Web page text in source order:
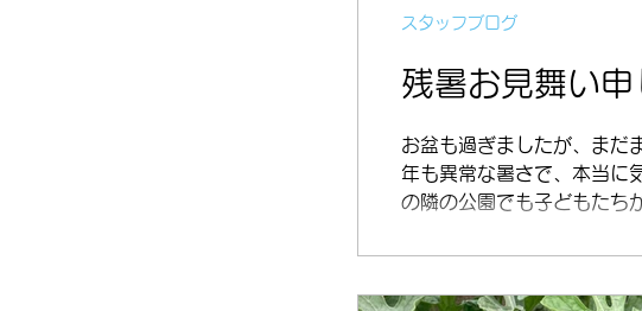
残暑お見舞い
お盆も過ぎましたが、まだ
年も異常な暑さで、本当に
の隣の公園でも子どもたち
スタッフブログ